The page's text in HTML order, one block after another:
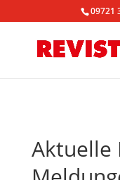
09721
Aktuelle